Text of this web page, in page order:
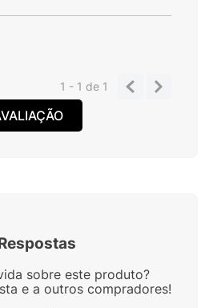
1 - 1de 1
sobre este produto?
e a outros compradores!